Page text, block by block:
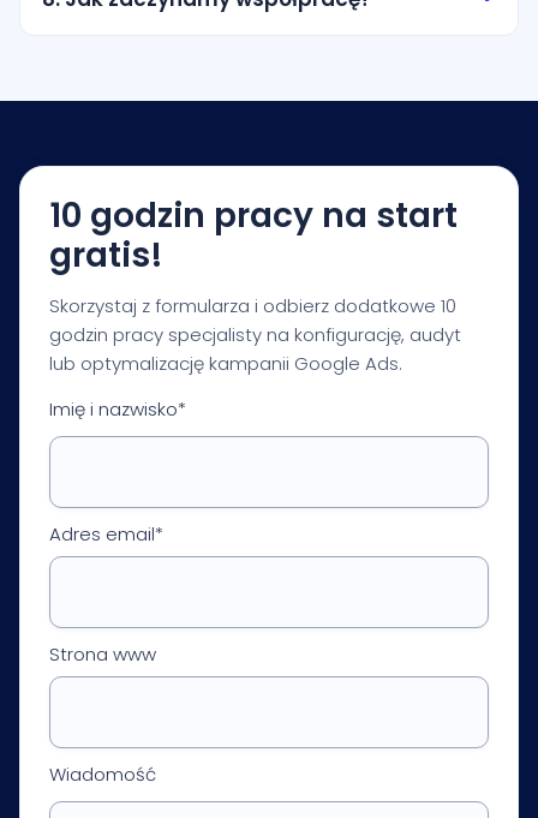
obszary obsługi. Zakres ustalamy tak, aby nie
rekomendacje dotyczące budżetu, struktury
optymalizacji.
10 godzin pracy na start
gratis!
Skorzystaj z formularza i odbierz dodatkowe 10
godzin pracy specjalisty na konfigurację, audyt
lub optymalizację kampanii Google Ads.
Imię i nazwisko*
Adres email*
Strona www
Wiadomość